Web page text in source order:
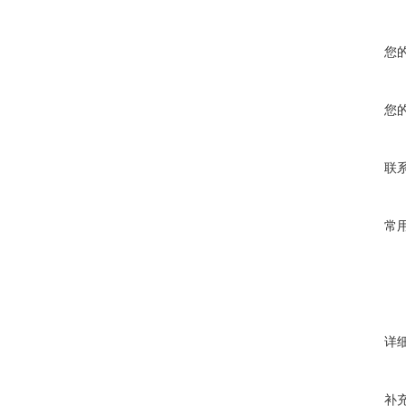
您
您
联
常
详
补